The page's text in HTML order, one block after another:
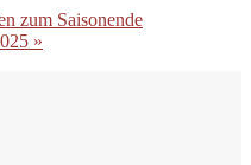
zum Saisonende
»